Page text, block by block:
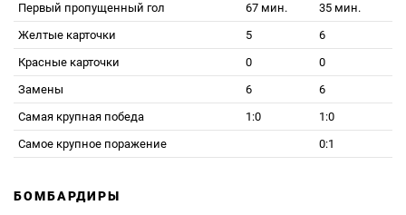
Первый пропущенный гол
67 мин.
35 мин.
Желтые карточки
5
6
Красные карточки
0
0
Замены
6
6
Самая крупная победа
1:0
1:0
Самое крупное поражение
0:1
БОМБАРДИРЫ